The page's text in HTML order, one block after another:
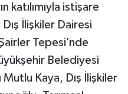
katılımıyla istişare
İlişkiler Dairesi
Tepesi’nde
Belediyesi
Mutlu Kaya, Dış İlişkiler